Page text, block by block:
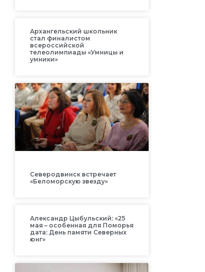
Архангельский школьник
стал финалистом
всероссийской
телеолимпиады «Умницы и
умники»
Северодвинск встречает
«Беломорскую звезду»
Александр Цыбульский: «25
мая – особенная для Поморья
дата: День памяти Северных
юнг»